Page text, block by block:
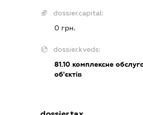
dossier.capital:
0 грн.
dossier.kveds:
81.10комплексне
об'єктів